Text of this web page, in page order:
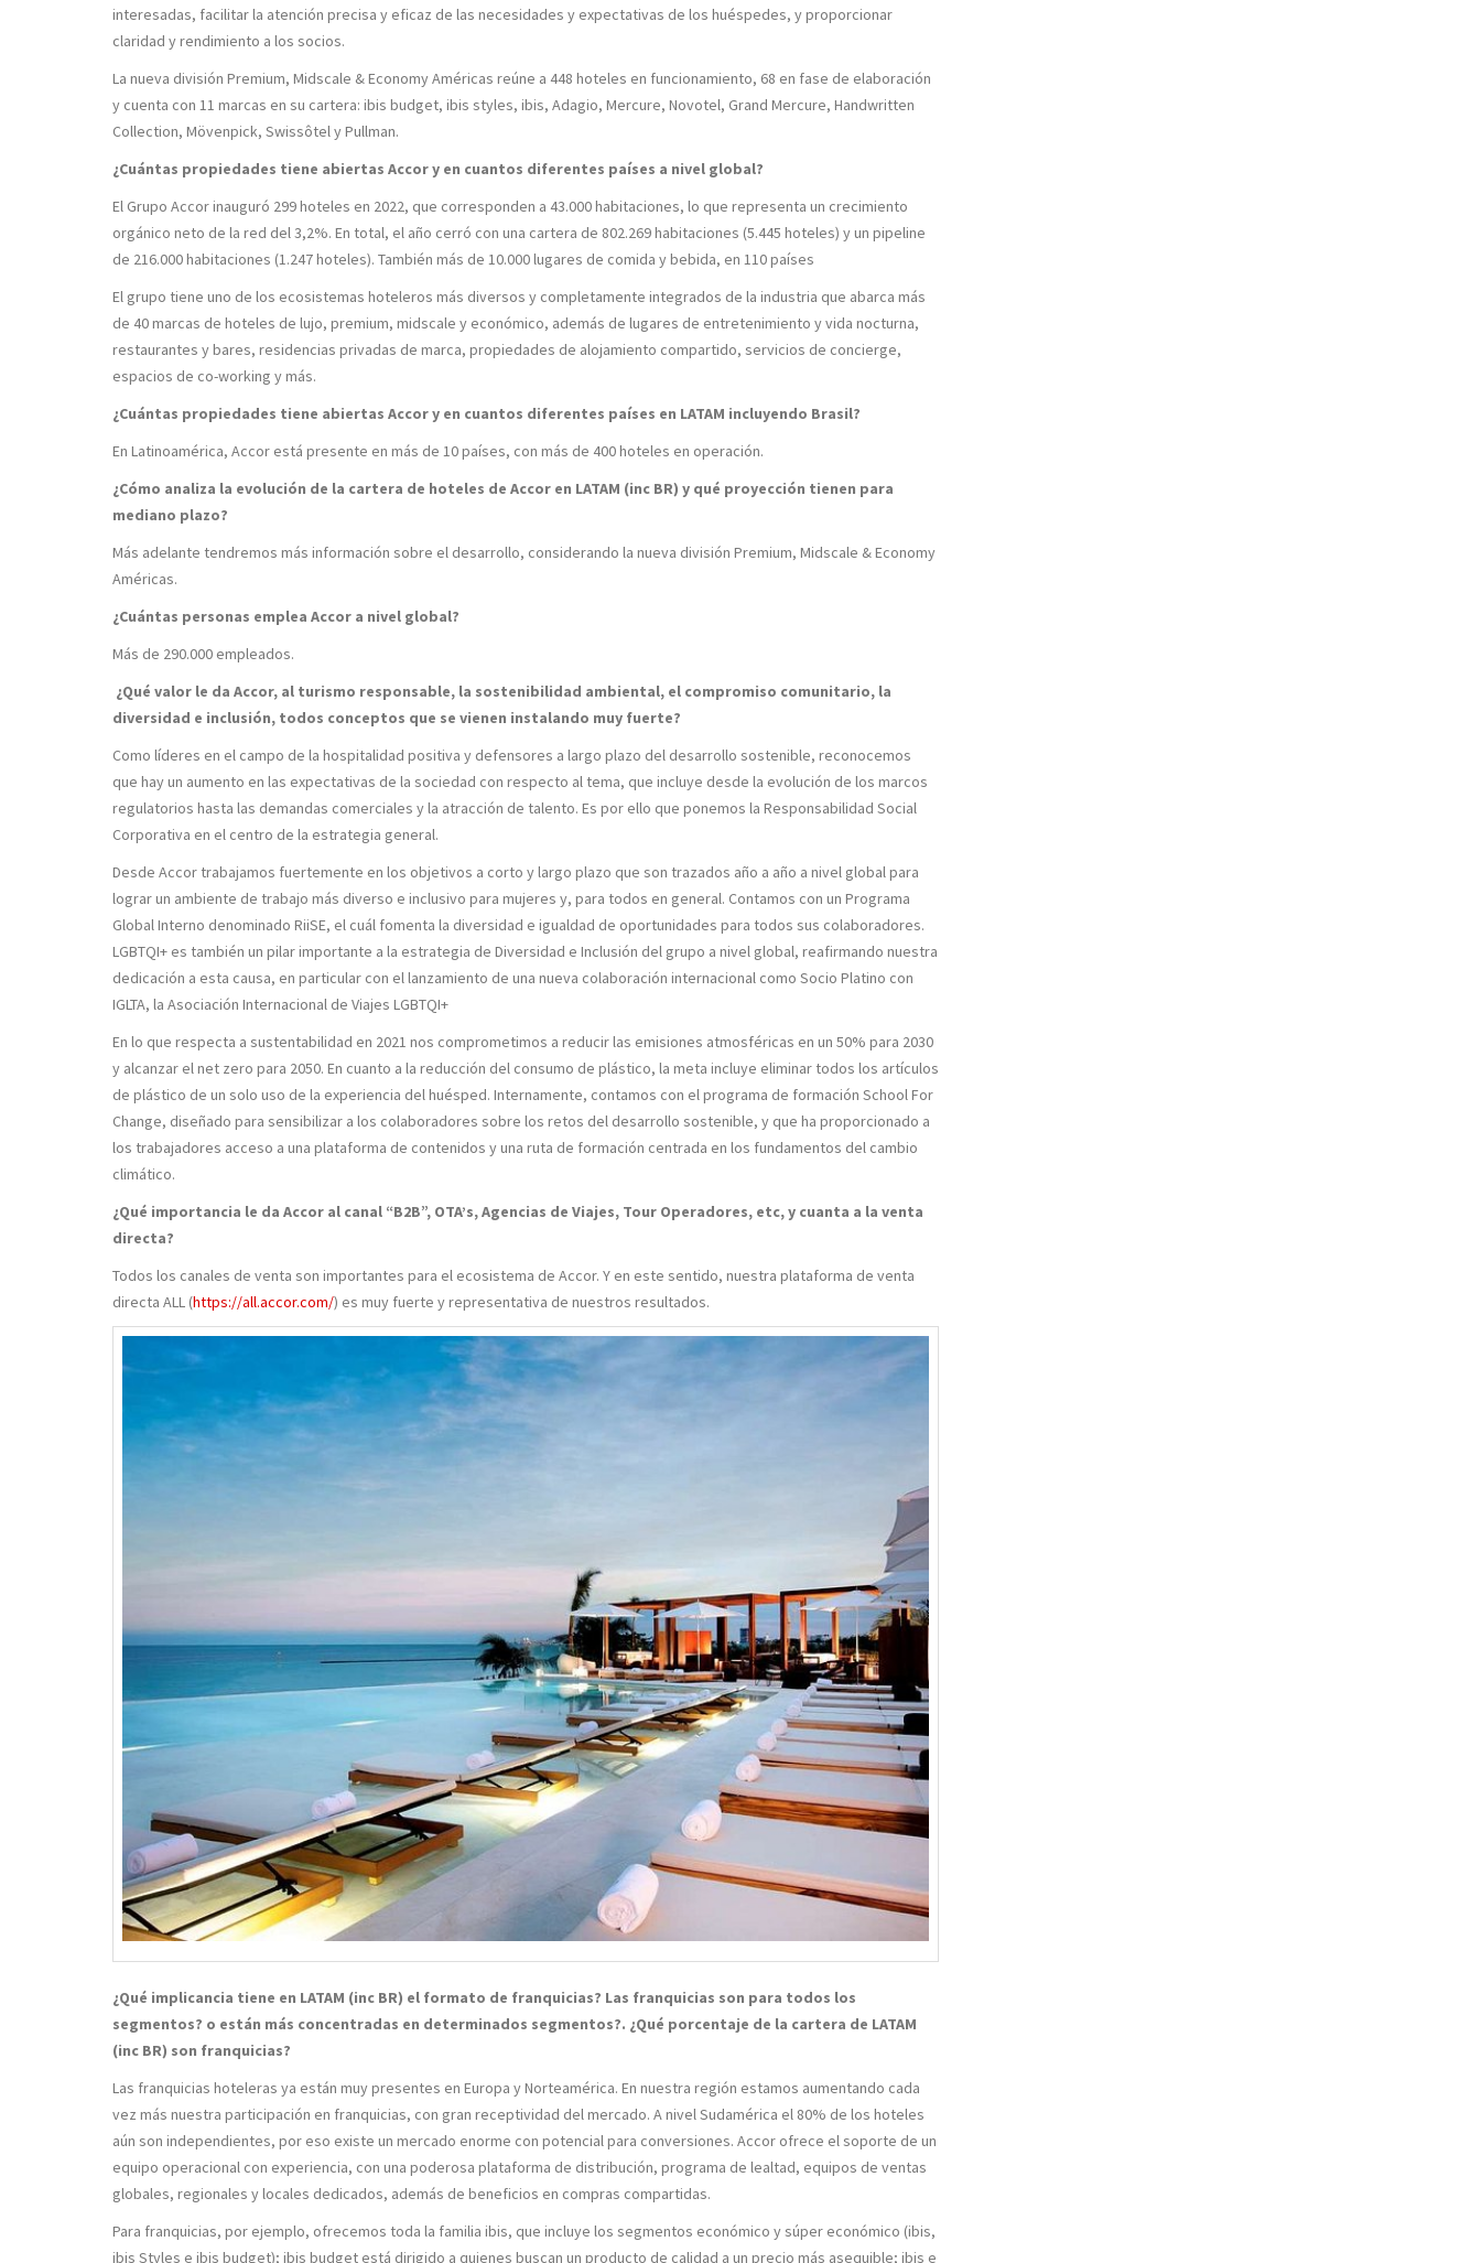
interesadas, facilitar la atención precisa y eficaz de las necesidades y expectativas de los huéspedes, y proporcionar
claridad y rendimiento a los socios.
La nueva división Premium, Midscale & Economy Américas reúne a 448 hoteles en funcionamiento, 68 en fase de elaboración
y cuenta con 11 marcas en su cartera: ibis budget, ibis styles, ibis, Adagio, Mercure, Novotel, Grand Mercure, Handwritten
Collection, Mövenpick, Swissôtel y Pullman.
¿Cuántas propiedades tiene abiertas Accor y en cuantos diferentes países a nivel global?
El Grupo Accor inauguró 299 hoteles en 2022, que corresponden a 43.000 habitaciones, lo que representa un crecimiento
orgánico neto de la red del 3,2%. En total, el año cerró con una cartera de 802.269 habitaciones (5.445 hoteles) y un pipeline
de 216.000 habitaciones (1.247 hoteles). También más de 10.000 lugares de comida y bebida, en 110 países
El grupo tiene uno de los ecosistemas hoteleros más diversos y completamente integrados de la industria que abarca más
de 40 marcas de hoteles de lujo, premium, midscale y económico, además de lugares de entretenimiento y vida nocturna,
restaurantes y bares, residencias privadas de marca, propiedades de alojamiento compartido, servicios de concierge,
espacios de co-working y más.
¿Cuántas propiedades tiene abiertas Accor y en cuantos diferentes países en LATAM incluyendo Brasil?
En Latinoamérica, Accor está presente en más de 10 países, con más de 400 hoteles en operación.
¿Cómo analiza la evolución de la cartera de hoteles de Accor en LATAM (inc BR) y qué proyección tienen para
mediano plazo?
Más adelante tendremos más información sobre el desarrollo, considerando la nueva división Premium, Midscale & Economy
Américas.
¿Cuántas personas emplea Accor a nivel global?
Más de 290.000 empleados.
¿Qué valor le da Accor, al turismo responsable, la sostenibilidad ambiental, el compromiso comunitario, la
diversidad e inclusión, todos conceptos que se vienen instalando muy fuerte?
Como líderes en el campo de la hospitalidad positiva y defensores a largo plazo del desarrollo sostenible, reconocemos
que hay un aumento en las expectativas de la sociedad con respecto al tema, que incluye desde la evolución de los marcos
regulatorios hasta las demandas comerciales y la atracción de talento. Es por ello que ponemos la Responsabilidad Social
Corporativa en el centro de la estrategia general.
Desde Accor trabajamos fuertemente en los objetivos a corto y largo plazo que son trazados año a año a nivel global para
lograr un ambiente de trabajo más diverso e inclusivo para mujeres y, para todos en general. Contamos con un Programa
Global Interno denominado RiiSE, el cuál fomenta la diversidad e igualdad de oportunidades para todos sus colaboradores.
LGBTQI+ es también un pilar importante a la estrategia de Diversidad e Inclusión del grupo a nivel global, reafirmando nuestra
dedicación a esta causa, en particular con el lanzamiento de una nueva colaboración internacional como Socio Platino con
IGLTA, la Asociación Internacional de Viajes LGBTQI+
En lo que respecta a sustentabilidad en 2021 nos comprometimos a reducir las emisiones atmosféricas en un 50% para 2030
y alcanzar el net zero para 2050. En cuanto a la reducción del consumo de plástico, la meta incluye eliminar todos los artículos
de plástico de un solo uso de la experiencia del huésped. Internamente, contamos con el programa de formación School For
Change, diseñado para sensibilizar a los colaboradores sobre los retos del desarrollo sostenible, y que ha proporcionado a
los trabajadores acceso a una plataforma de contenidos y una ruta de formación centrada en los fundamentos del cambio
climático.
¿Qué importancia le da Accor al canal “B2B”, OTA’s, Agencias de Viajes, Tour Operadores, etc, y cuanta a la venta
directa?
Todos los canales de venta son importantes para el ecosistema de Accor. Y en este sentido, nuestra plataforma de venta
directa ALL (https://all.accor.com/) es muy fuerte y representativa de nuestros resultados.
¿Qué implicancia tiene en LATAM (inc BR) el formato de franquicias? Las franquicias son para todos los
segmentos? o están más concentradas en determinados segmentos?. ¿Qué porcentaje de la cartera de LATAM
(inc BR) son franquicias?
Las franquicias hoteleras ya están muy presentes en Europa y Norteamérica. En nuestra región estamos aumentando cada
vez más nuestra participación en franquicias, con gran receptividad del mercado. A nivel Sudamérica el 80% de los hoteles
aún son independientes, por eso existe un mercado enorme con potencial para conversiones. Accor ofrece el soporte de un
equipo operacional con experiencia, con una poderosa plataforma de distribución, programa de lealtad, equipos de ventas
globales, regionales y locales dedicados, además de beneficios en compras compartidas.
Para franquicias, por ejemplo, ofrecemos toda la familia ibis, que incluye los segmentos económico y súper económico (ibis,
ibis Styles e ibis budget); ibis budget está dirigido a quienes buscan un producto de calidad a un precio más asequible; ibis e